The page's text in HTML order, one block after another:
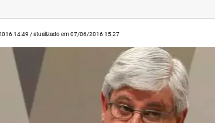
14:49 / atualizado em 07/06/2016 15:27